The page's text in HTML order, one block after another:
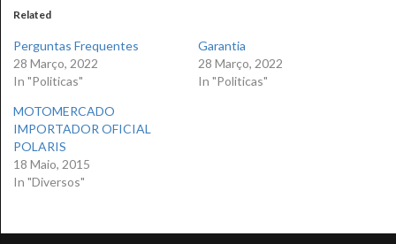
Related
Perguntas Frequentes
28 Março, 2022
In "Politicas"
Garantia
28 Março, 2022
In "Politicas"
MOTOMERCADO
IMPORTADOR OFICIAL
POLARIS
18 Maio, 2015
In "Diversos"